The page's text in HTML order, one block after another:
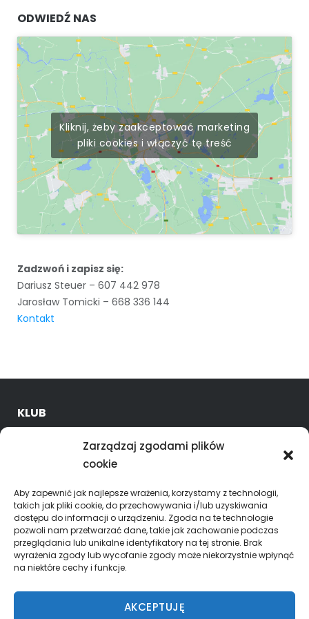
Zarządzaj zgodami plików
cookie
Aby zapewnić jak najlepsze wrażenia, korzystamy z technologii,
takich jak pliki cookie, do przechowywania i/lub uzyskiwania
dostępu do informacji o urządzeniu. Zgoda na te technologie
pozwoli nam przetwarzać dane, takie jak zachowanie podczas
przeglądania lub unikalne identyfikatory na tej stronie. Brak
wyrażenia zgody lub wycofanie zgody może niekorzystnie wpłynąć
na niektóre cechy i funkcje.
AKCEPTUJĘ
ODWIEDŹ NAS
Kliknij, żeby zaakceptować marketing
pliki cookies i włączyć tę treść
Zadzwoń i zapisz się:
Dariusz Steuer – 607 442 978
Jarosław Tomicki – 668 336 144
Kontakt
KLUB
Godziny treningów
ROZGRYWKI
Skład Superliga mężczyzn
KALENDARZ – WYNIKI